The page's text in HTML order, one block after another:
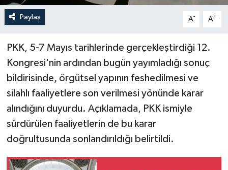
Paylaş A- A+
PKK, 5-7 Mayıs tarihlerinde gerçekleştirdiği 12.
Kongresi'nin ardından bugün yayımladığı sonuç
bildirisinde, örgütsel yapının feshedilmesi ve
silahlı faaliyetlere son verilmesi yönünde karar
alındığını duyurdu. Açıklamada, PKK ismiyle
sürdürülen faaliyetlerin de bu karar
doğrultusunda sonlandırıldığı belirtildi.
Teknoloji